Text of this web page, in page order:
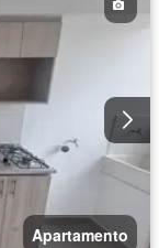
Apartamento